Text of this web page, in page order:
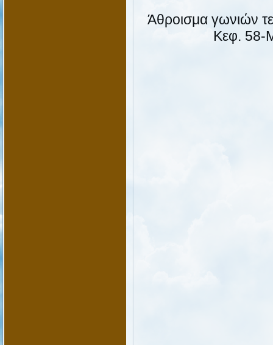
Άθροισμα γωνιών
Κεφ. 58-